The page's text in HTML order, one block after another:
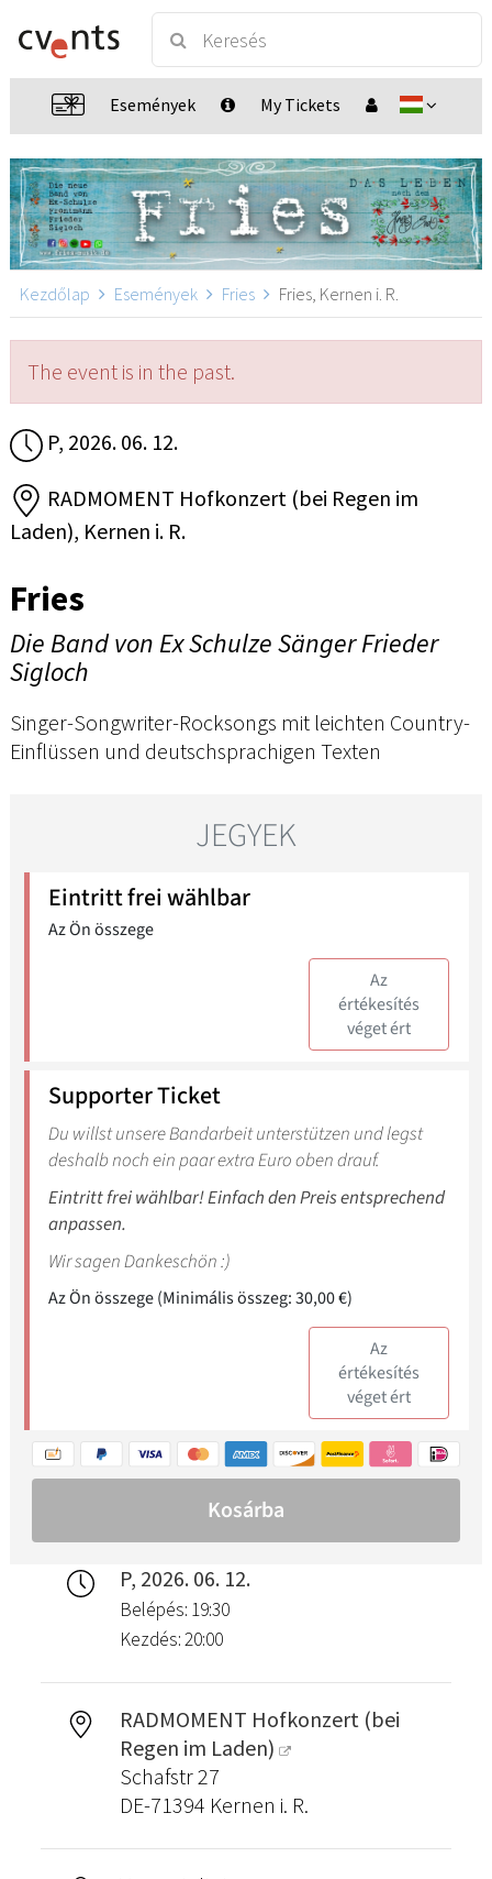
Események My Tickets
Kezdőlap Események Fries Fries, Kernen i. R.
The event is in the past.
P, 2026. 06. 12.
RADMOMENT Hofkonzert (bei Regen im
Laden), Kernen i. R.
Fries
Die Band von Ex Schulze Sänger Frieder
Sigloch
Singer-Songwriter-Rocksongs mit leichten Country-
Einflüssen und deutschsprachigen Texten
P, 2026. 06. 12.
Belépés: 19:30
Kezdés: 20:00
RADMOMENT Hofkonzert (bei
Regen im Laden)
Schafstr 27
DE-71394 Kernen i. R.